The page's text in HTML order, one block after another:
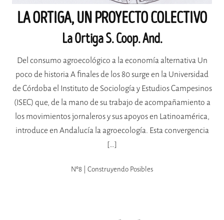
LA ORTIGA, UN PROYECTO COLECTIVO
La Ortiga S. Coop. And.
Del consumo agroecológico a la economía alternativa Un
poco de historia A finales de los 80 surge en la Universidad
de Córdoba el Instituto de Sociología y Estudios Campesinos
(ISEC) que, de la mano de su trabajo de acompañamiento a
los movimientos jornaleros y sus apoyos en Latinoamérica,
introduce en Andalucía la agroecología. Esta convergencia
[…]
Nº8 | Construyendo Posibles